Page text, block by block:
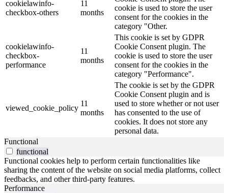
cookielawinfo-
checkbox-others
11
months
cookie is used to store the user
consent for the cookies in the
category "Other.
cookielawinfo-
checkbox-
performance
11
months
This cookie is set by GDPR
Cookie Consent plugin. The
cookie is used to store the user
consent for the cookies in the
category "Performance".
viewed_cookie_policy
11
months
The cookie is set by the GDPR
Cookie Consent plugin and is
used to store whether or not user
has consented to the use of
cookies. It does not store any
personal data.
Functional
functional
Functional cookies help to perform certain functionalities like
sharing the content of the website on social media platforms, collect
feedbacks, and other third-party features.
Performance